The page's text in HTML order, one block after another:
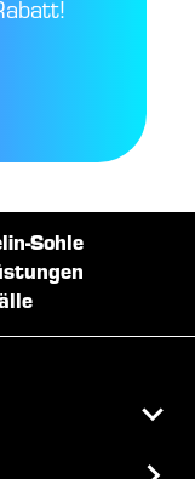
Sohle